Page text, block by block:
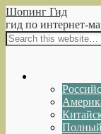
Шопинг Гид
гид по интернет-